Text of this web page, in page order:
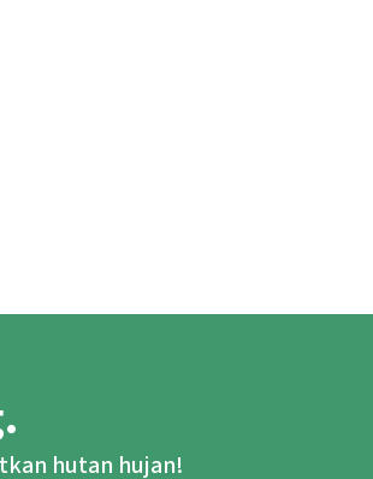
hutan hujan!